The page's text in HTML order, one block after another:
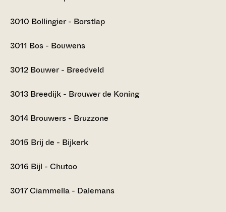
3010 Bollingier - Borstlap
3011 Bos - Bouwens
3012 Bouwer - Breedveld
3013 Breedijk - Brouwer de Koning
3014 Brouwers - Bruzzone
3015 Brij de - Bijkerk
3016 Bijl - Chutoo
3017Ciammella - Dalemans